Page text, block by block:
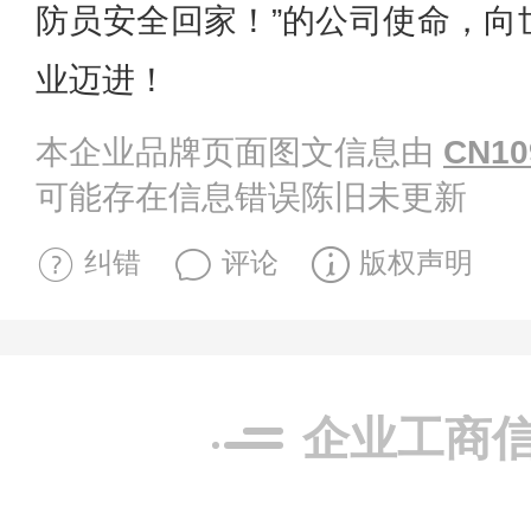
防员安全回家！”的公司使命，
业迈进！
本企业品牌页面图文信息由
可能存在信息错误陈旧未更新
纠错 评论 版权声明
企业工商